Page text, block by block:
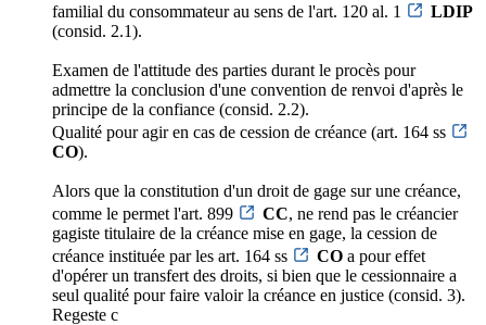
familial du consommateur au sens de l'art. 120 al. 1
LDIP
(consid. 2.1).
Examen de l'attitude des parties durant le procès pour
admettre la conclusion d'une convention de renvoi d'après le
principe de la confiance (consid. 2.2).
Qualité pour agir en cas de cession de créance (art. 164 ss
CO).
Alors que la constitution d'un droit de gage sur une créance,
comme le permet l'art. 899
CC, ne rend pas le créancier
gagiste titulaire de la créance mise en gage, la cession de
créance instituée par les art. 164 ss
CO a pour effet
d'opérer un transfert des droits, si bien que le cessionnaire a
seul qualité pour faire valoir la créance en justice (consid. 3).
Regeste c